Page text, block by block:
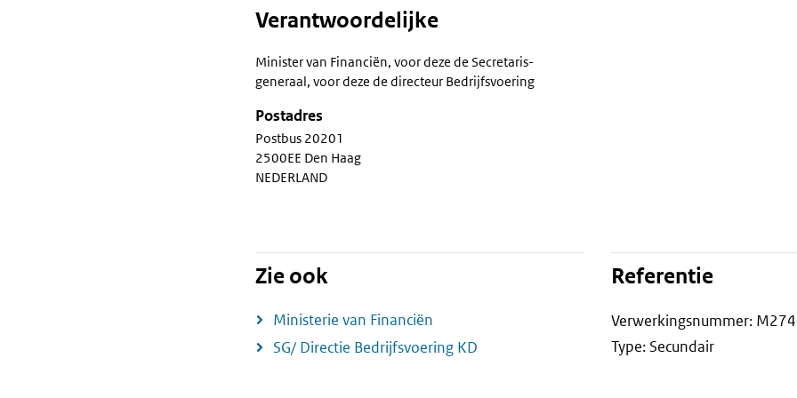
Verantwoordelijke
Minister van Financiën, voor deze de Secretaris-
generaal, voor deze de directeur Bedrijfsvoering
Postadres
Postbus 20201
2500EE Den Haag
NEDERLAND
Zie ook
Ministerie van Financiën
SG/ Directie Bedrijfsvoering KD
Referentie
Verwerkingsnummer:
Type: Secundair